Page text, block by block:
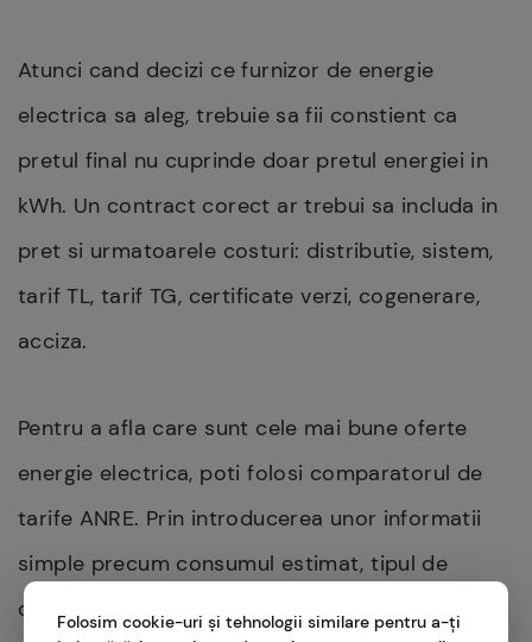
Atunci cand decizi ce furnizor de energie
electrica sa aleg, trebuie sa fii constient ca
pretul final nu cuprinde doar pretul energiei in
kWh. Un contract corect ar trebui sa includa in
pret si urmatoarele costuri: distributie, sistem,
tarif TL, tarif TG, certificate verzi, cogenerare,
acciza.
Pentru a afla care sunt cele mai bune oferte
energie electrica, poti folosi comparatorul de
tarife ANRE. Prin introducerea unor informatii
simple precum consumul estimat, tipul de
consumator si nivelul de tensiune, vei afla care
Folosim cookie-uri și tehnologii similare pentru a-ți